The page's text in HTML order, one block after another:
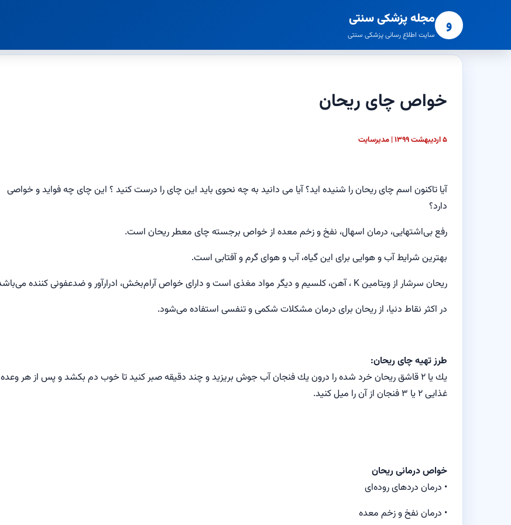
و مجله پزشکی سنتی
سایت اطلاع رسانی پزشکی سنتی
خواص چای ریحان
۵ اردیبهشت ۱۳۹۹ | مدیرسایت
آیا تاکنون اسم چای ریحان را شنیده اید؟ آیا می دانید به چه نحوی باید این چای را درست کنید ؟ این چای چه فواید و خواصی
دارد؟
رفع بی‌اشتهایی، درمان اسهال، نفخ و زخم معده از خواص برجسته چای معطر ریحان است.
بهترین شرایط آب و هوایی برای این گیاه، آب و هوای گرم و آفتابی است.
ریحان سرشار از ویتامین K ، آهن، كلسیم و دیگر مواد مغذی است و دارای خواص آرام‌بخش، ادرارآور و ضدعفونی كننده می‌باشد.
در اكثر نقاط دنیا، از ریحان برای درمان مشكلات شكمی و تنفسی استفاده می‌شود.
طرز تهیه چای ریحان:
یك یا ۲ قاشق ریحان خرد شده را درون یك فنجان آب جوش بریزید و چند دقیقه صبر كنید تا خوب دم بكشد و پس از هر وعده
غذایی ۲ یا ۳ فنجان از آن را میل كنید.
خواص درمانی ریحان
• درمان دردهای روده‌ای
• درمان نفخ و زخم معده